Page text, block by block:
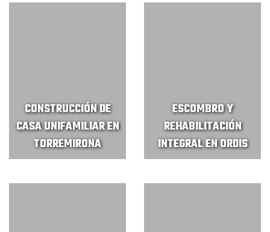
CONSTRUCCIÓN DE
CASA UNIFAMILIAR EN
TORREMIRONA
ESCOMBRO Y
REHABILITACIÓN
INTEGRAL EN ORDIS